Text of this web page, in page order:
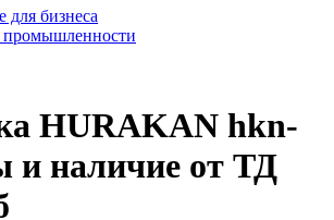
для бизнеса
HURAKAN hkn-
и наличие от ТД